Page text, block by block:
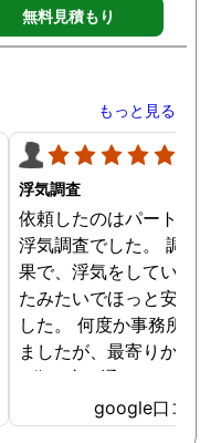
無料見積もり
もっと見る
浮気調査
依頼したのはパートナー
浮気調査でした。 調査
果で、浮気をしていなか
たみたいでほっと安心し
した。 何度か事務所に
ましたが、最寄りから徒
3分程度で通いやすかっ
google口コミ